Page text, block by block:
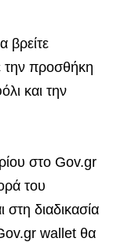
βρείτε
την προσθήκη
και την
στο Gov.gr
του
στη διαδικασία
wallet θα